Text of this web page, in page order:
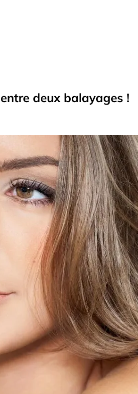
deux balayages !